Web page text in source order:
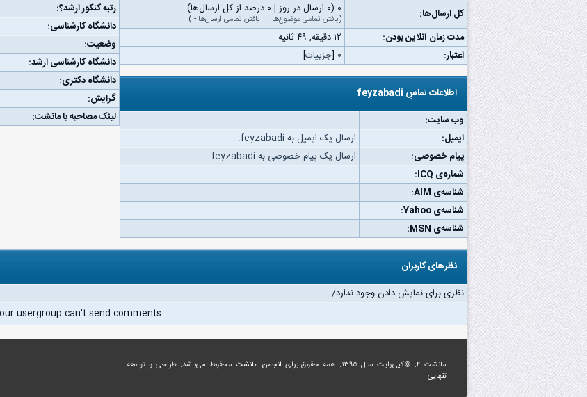
کل ارسال‌ها:
۰ (۰ ارسال در روز | ۰ درصد از کل ارسال‌ها)
(یافتن تمامی موضوع‌ها — یافتن تمامی ارسال‌ها -
)
مدت زمان آنلاین بودن:
۱۲ دقیقه, ۴۹ ثانیه
اعتبار:
۰ [جزییات]
اطلاعات تماسِ feyzabadi
وب‌ سایت:
ایمیل:
ارسال یک ایمیل به feyzabadi.
پیام خصوصی:
ارسال یک پیام خصوصی به feyzabadi.
شماره‌ی ICQ:
شناسه‌ی AIM:
شناسه‌ی Yahoo:
شناسه‌ی MSN:
رتبه کنکور ارشد؟:
دانشگاه کارشناسی:
وضعیت:
دانشگاه کارشناسی ارشد:
دانشگاه دکتری:
گرایش:
لینک مصاحبه با مانشت:
نظرهای کاربران
نظری برای نمایش دادن وجود ندارد/
usergroup can't send comments.
مانشت ۴: ©کپی‌رایت سال ۱۳۹۵. همه حقوق برای انجمن مانشت محفوظ می‌باشد. طراحی و توسعه
تنهایی